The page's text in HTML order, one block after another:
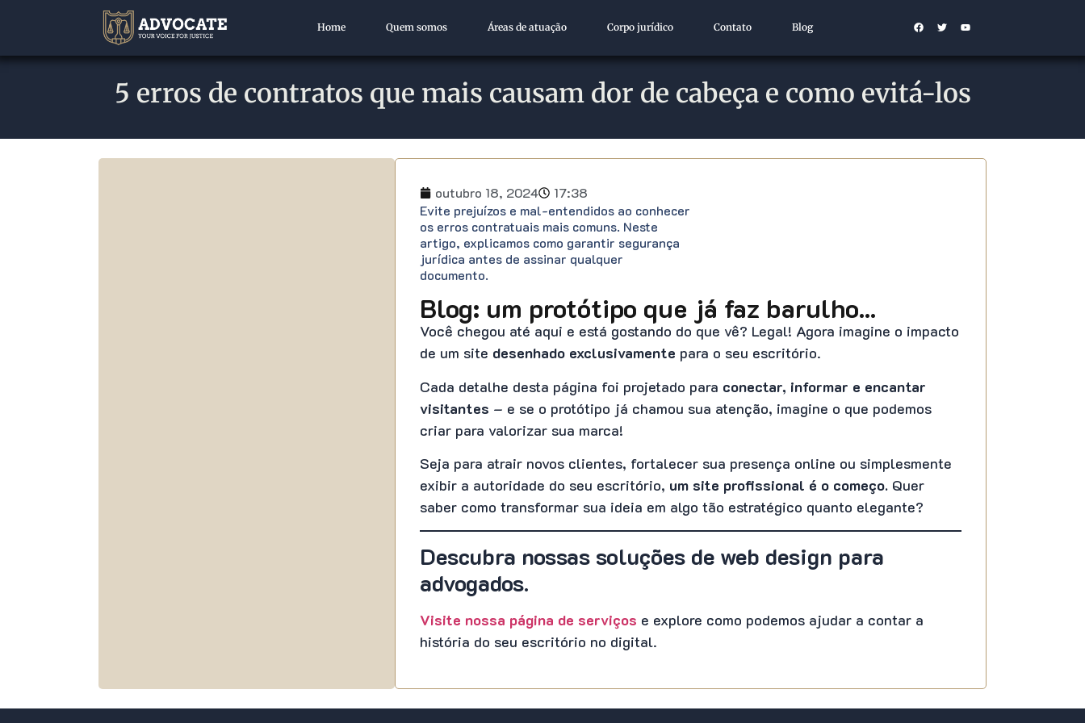
Home Quem somos Áreas de atuação Corpo jurídico Contato Blog
5 erros de contratos que mais causam dor de cabeça e como evitá-los
outubro 18, 2024
17:38
Evite prejuízos e mal-entendidos ao conhecer
os erros contratuais mais comuns. Neste
artigo, explicamos como garantir segurança
jurídica antes de assinar qualquer
documento.
Blog: um protótipo que já faz barulho...
Você chegou até aqui e está gostando do que vê? Legal! Agora imagine o impacto
de um site desenhado exclusivamente para o seu escritório.
Cada detalhe desta página foi projetado para conectar, informar e encantar
visitantes – e se o protótipo já chamou sua atenção, imagine o que podemos
criar para valorizar sua marca!
Seja para atrair novos clientes, fortalecer sua presença online ou simplesmente
exibir a autoridade do seu escritório, um site profissional é o começo.Quer
saber como transformar sua ideia em algo tão estratégico quanto elegante?
Descubra nossas soluções de web design para
advogados.
Visite nossa página de serviços e explore como podemos ajudar a contar a
história do seu escritório no digital.